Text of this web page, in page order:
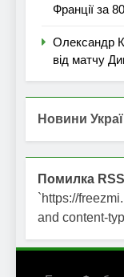
Франції за
Олександр
від матчу
Новини
Помилка
`https://
and content-